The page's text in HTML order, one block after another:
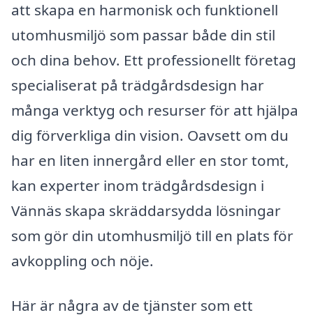
att skapa en harmonisk och funktionell
utomhusmiljö som passar både din stil
och dina behov. Ett professionellt företag
specialiserat på trädgårdsdesign har
många verktyg och resurser för att hjälpa
dig förverkliga din vision. Oavsett om du
har en liten innergård eller en stor tomt,
kan experter inom trädgårdsdesign i
Vännäs skapa skräddarsydda lösningar
som gör din utomhusmiljö till en plats för
avkoppling och nöje.
Här är några av de tjänster som ett